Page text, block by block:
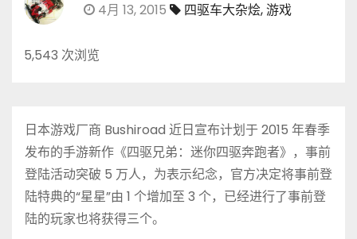
4月 13, 2015 四驱车大杂烩,游戏
5,543 次浏览
日本游戏厂商 Bushiroad 近日宣布计划于 2015 年春季
发布的手游新作《四驱兄弟：迷你四驱奔跑者》，事前
登陆活动突破 5 万人，为表示纪念，官方决定将事前登
陆特典的“星星”由 1 个增加至 3 个，已经进行了事前登
陆的玩家也将获得三个。